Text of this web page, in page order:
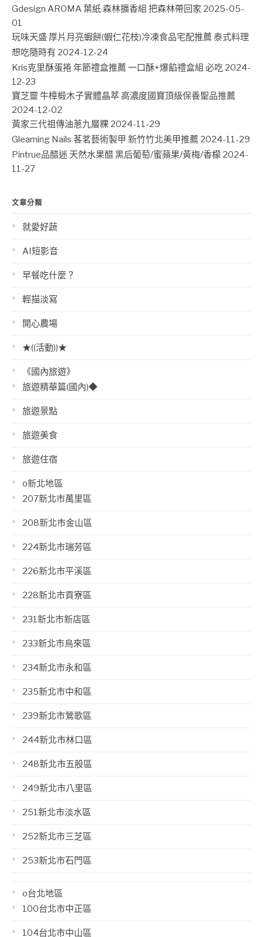
Gdesign AROMA 葉紙 森林擴香組 把森林帶回家 2025-05-
01
玩味天盛 厚片月亮蝦餅(蝦仁花枝)冷凍食品宅配推薦 泰式料理
想吃隨時有 2024-12-24
Kris克里酥蛋捲 年節禮盒推薦 一口酥+爆餡禮盒組 必吃 2024-
12-23
寶芝靈 牛樟椴木子實體晶萃 高濃度國寶頂級保養聖品推薦
2024-12-02
黃家三代祖傳油蔥九層粿 2024-11-29
Gleaming Nails 茖茗藝術製甲 新竹竹北美甲推薦 2024-11-29
Pintrue品醋迷 天然水果醋 黑后葡萄/蜜蘋果/黃梅/香檬 2024-
11-27
文章分類
就愛好蔬
AI短影音
早餐吃什麼？
輕描淡寫
開心農場
★((活動))★
《國內旅遊》
旅遊精華篇(國內)◆
旅遊景點
旅遊美食
旅遊住宿
o新北地區
207新北市萬里區
208新北市金山區
224新北市瑞芳區
226新北市平溪區
228新北市貢寮區
231新北市新店區
233新北市烏來區
234新北市永和區
235新北市中和區
239新北市鶯歌區
244新北市林口區
248新北市五股區
249新北市八里區
251新北市淡水區
252新北市三芝區
253新北市石門區
o台北地區
100台北市中正區
104台北市中山區